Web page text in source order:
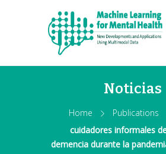
Noticias
Home Publications
cuidadores informales
demencia durante la